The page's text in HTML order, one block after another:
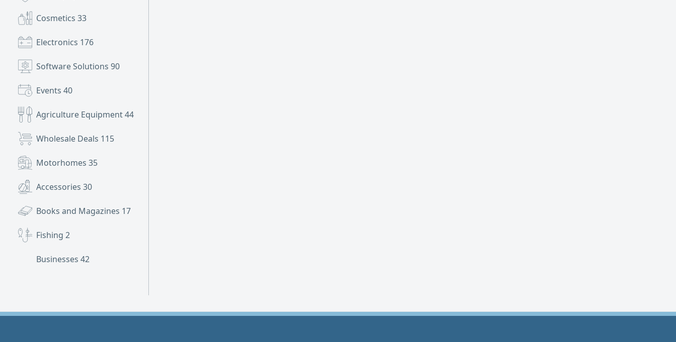
Cosmetics 33
Electronics 176
Software Solutions 90
Events 40
Agriculture Equipment44
Wholesale Deals 115
Motorhomes 35
Accessories 30
Books and Magazines 17
Fishing 2
Businesses 42